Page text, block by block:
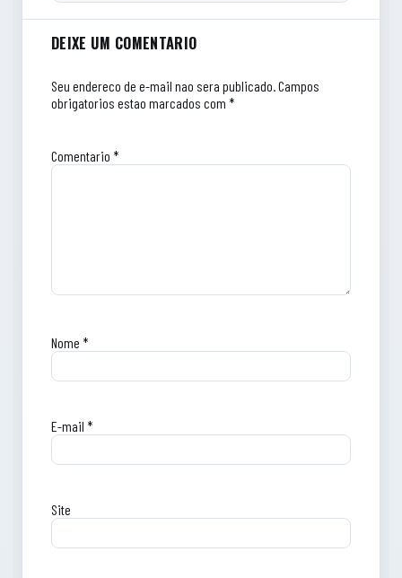
Comentarios do artigo
DEIXE UM COMENTARIO
Seu endereco de e-mail nao sera publicado. Campos
obrigatorios estao marcados com *
Comentario *
Nome *
E-mail *
Site